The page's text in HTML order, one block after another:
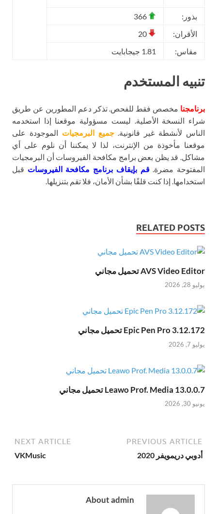
بذور:
الأقران:
مقاس:
1.81 جيجابايت
تنبيه المستخدم
برنامجنا مخصص فقط للفحص. تذكر دعم المطورين عن طريق
شراء النسخة الأصلية. ليست مسؤولية موقعنا إذا استخدمه
الناس لأنشطة غير قانونية.جميع البرمجيات الموجودة على
موقعنا مأخوذة من الإنترنت، لذا لا يمكننا أن نلوم على أي
مشاكل. قد يظن بعض برامج مكافحة الفيروسات أن البرمجيات
المفتوحة مضرة.قم بإيقاف برنامج مكافحة الفيروسات قبل
استخدامها. إذا كنت قلقًا بشأن الأمان، فلا تقم بتنزيلها.
RELATED POSTS
AVS Video Editor تحميل مجاني
يوليو 28, 2026
Epic Pen Pro 3.12.172 تحميل مجاني
يوليو 7, 2026
Leawo Prof. Media 13.0.0.7 تحميل مجاني
يونيو 30, 2026
PREVIOUS ARTICLE
أدوبي دريمويفر 2020
NEXT ARTICLE
VKMusic
About admin